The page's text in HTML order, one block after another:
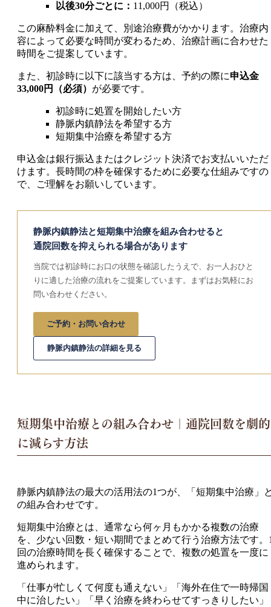
以後30分ごとに： 11,000円 （税込）
この麻酔料金に加えて、別途治療費がかかります。治療内
容によって必要な時間が変わるため、治療計画に合わせた
時間をご提案しています。
また、初診時に以下に該当する方は、予約の際に申込金
33,000円（必須） が必要です。
初診時に処置を開始したい方
静脈内鎮静法を希望する方
短期集中治療を希望する方
申込金は銀行振込またはクレジット決済でお支払いいただ
けます。長時間の枠を確保するために必要な仕組みですの
で、ご理解をお願いしています。
静脈内鎮静法と短期集中治療を組み合わせると
通院回数を抑えられる場合があります
当院では初診時にお口の状態を確認したうえで、お一人おひと
りに適した治療の流れをご提案しています。まずはお気軽にお
問い合わせください。
ご予約・お問い合わせ
静脈内鎮静法の詳細を見る
短期集中治療との組み合わせ｜通院回数を劇的
に減らす方法
静脈内鎮静法の最大の活用法の1つが、「短期集中治療」
の組み合わせです。
短期集中治療とは、通常なら何ヶ月もかかる複数の治療
を、少ない回数・短い期間でまとめて行う治療方法です。
回の治療時間を長く確保することで、複数の処置を一度に
進められます。
「仕事が忙しくて何度も通えない」「海外在住で一時帰国
中に治したい」「早く治療を終わらせてすっきりしたい」